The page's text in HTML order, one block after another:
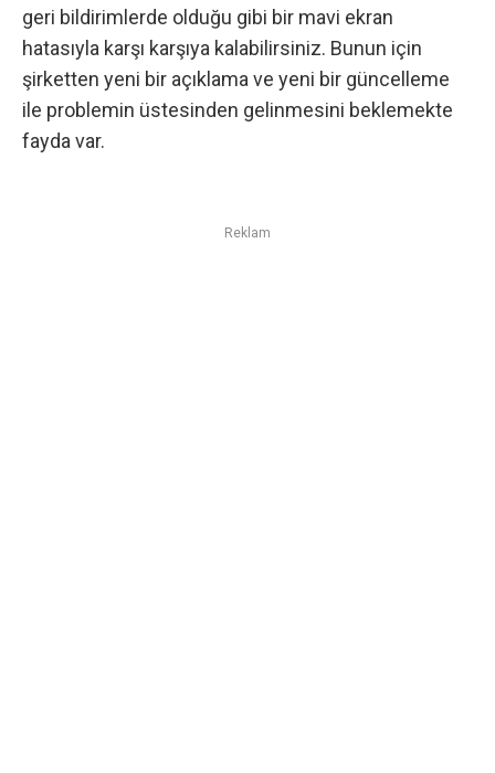
geri bildirimlerde olduğu gibi bir mavi ekran
hatasıyla karşı karşıya kalabilirsiniz. Bunun için
şirketten yeni bir açıklama ve yeni bir güncelleme
ile problemin üstesinden gelinmesini beklemekte
fayda var.
Reklam